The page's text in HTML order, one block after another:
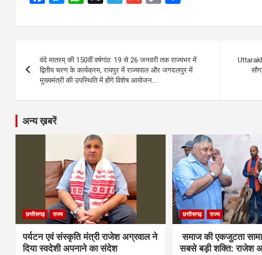
ce
o
o
k
se
g
er
at
A
p
p
e
a
m
ail py
n
k
ar
navigation
वंदे मातरम् की 150वीं वर्षगांठ: 19 से 26 जनवरी तक राज्यभर में
द्वितीय चरण के कार्यक्रम, रायपुर में राज्यपाल और जगदलपुर में
मुख्यमंत्री की उपस्थिति में होंगे विशेष आयोजन….
अन्य ख़बरें
छत्तीसगढ़ राज्य
पर्यटन एवं संस्कृति मंत्री राजेश अग्रवाल ने
दिया स्वदेशी अपनाने का संदेश
छत्तीसगढ़ राज्य
समाज की एकजुटता
सबसे बड़ी शक्ति: राजेश